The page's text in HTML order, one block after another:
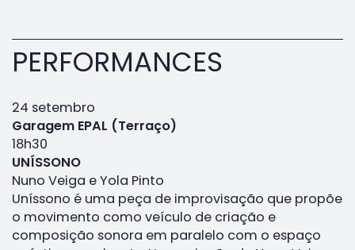
PERFORMANCES
24 setembro
Garagem EPAL (Terraço)
18h30
UNÍSSONO
Nuno Veiga e Yola Pinto
Uníssono é uma peça de improvisação que propõe
o movimento como veículo de criação e
composição sonora em paralelo com o espaço